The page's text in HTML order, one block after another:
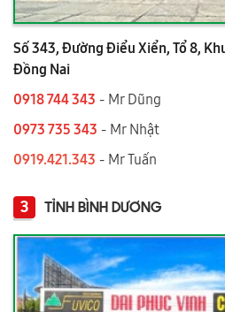
Số 343, Đường Điểu Xiển, Tổ 8,
Đồng Nai
0918 744 343 - Mr Dũng
0973 735 343 - Mr Nhật
0919.421.343 ​​​​​​ - Mr Tuấn
3 TỈNH BÌNH DƯƠNG